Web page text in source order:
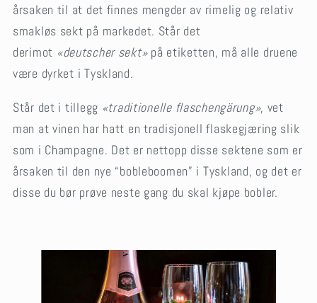
årsaken til at det finnes mengder av rimelig og relativ
smakløs sekt på markedet. Står det
derimot «deutscher sekt» på etiketten, må alle druene
være dyrket i Tyskland.
Står det i tillegg «traditionelle flaschengärung», vet
man at vinen har hatt en tradisjonell flaskegjæring slik
som i Champagne. Det er nettopp disse sektene som er
årsaken til den nye “bobleboomen” i Tyskland, og det er
disse du bør prøve neste gang du skal kjøpe bobler.